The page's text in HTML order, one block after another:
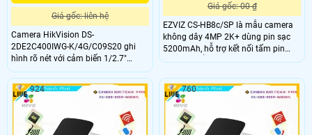
Giá gốc: liên hệ
Camera HikVision DS-
2DE2C400IWG-K/4G/C09S20 ghi
hình rõ nét với cảm biến 1/2.7"
CMOS, độ phân giải 4MP và ống
kính 2.8mm. Tích hợp nguồn pin
90Wh cùng tấm pin năng lượng mặt
trời đảm bảo hoạt động bền bỉ ngay
cả khi mất điện. Kết nối 4G giúp
truyền dữ liệu linh hoạt hỗ trợ đàm
Giá gốc: 00 ₫
EZVIZ CS-HB8c/SP là mẫu camera
không dây 4MP 2K+ dùng pin sạc
5200mAh, hỗ trợ kết nối tấm pin
mặt trời để giám sát liên tục ở khu
xoay ngang 340° và dọc 80° bao
quát không gian rộng hình ảnh sắc
nét cả ngày lẫn đêm.
924 760